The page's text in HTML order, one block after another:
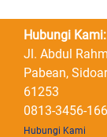
Hubungi Kami:
Jl. Abdul
Pabean,
61253
0813-3456-
Hubungi Kami